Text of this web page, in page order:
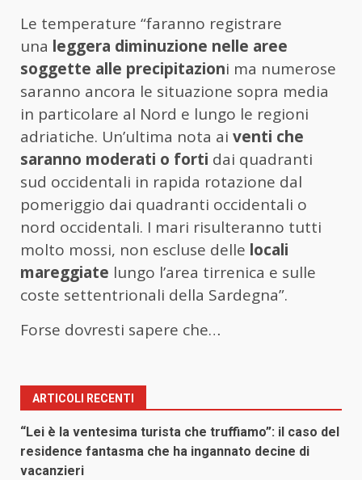
Le temperature “faranno registrare
una leggera diminuzione nelle aree
soggette alle precipitazioni ma numerose
saranno ancora le situazione sopra media
in particolare al Nord e lungo le regioni
adriatiche. Un’ultima nota ai venti che
saranno moderati o forti dai quadranti
sud occidentali in rapida rotazione dal
pomeriggio dai quadranti occidentali o
nord occidentali. I mari risulteranno tutti
molto mossi, non escluse delle locali
mareggiate lungo l’area tirrenica e sulle
coste settentrionali della Sardegna”.
Forse dovresti sapere che…
ARTICOLI RECENTI
“Lei è la ventesima turista che truffiamo”: il caso del
residence fantasma che ha ingannato decine di
vacanzieri